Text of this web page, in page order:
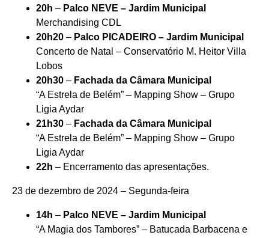
20h – Palco NEVE – Jardim Municipal
Merchandising CDL
20h20 – Palco PICADEIRO – Jardim Municipal
Concerto de Natal – Conservatório M. Heitor Villa
Lobos
20h30 – Fachada da Câmara Municipal
“A Estrela de Belém” – Mapping Show – Grupo
Ligia Aydar
21h30 – Fachada da Câmara Municipal
“A Estrela de Belém” – Mapping Show – Grupo
Ligia Aydar
22h – Encerramento das apresentações.
23 de dezembro de 2024 – Segunda-feira
14h – Palco NEVE – Jardim Municipal
“A Magia dos Tambores” – Batucada Barbacena e